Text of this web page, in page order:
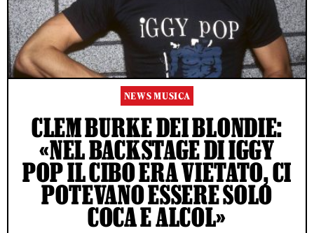
NEWS MUSICA
CLEM BURKE DEI BLONDIE:
«NEL BACKSTAGE DI IGGY
POP IL CIBO ERA VIETATO, CI
POTEVANO ESSERE SOLO
COCA E ALCOL»